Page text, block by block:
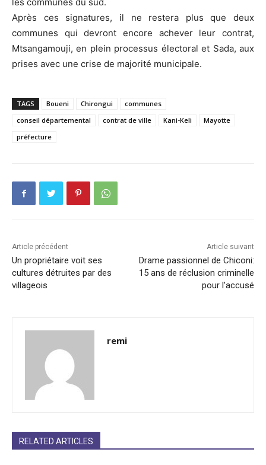
Après ces signatures, il ne restera plus que deux
communes qui devront encore achever leur contrat,
Mtsangamouji, en plein processus électoral et Sada, aux
prises avec une crise de majorité municipale.
TAGS Boueni Chirongui
communes
conseil départemental
contrat de ville Kani-Keli
Mayotte
préfecture
Article précédent
Un propriétaire voit ses
cultures détruites par des
villageois
Article suivant
Drame passionnel de Chiconi:
15 ans de réclusion criminelle
pour l’accusé
remi
RELATED ARTICLES